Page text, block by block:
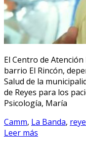
El Centro de
barrio El Rincón,
Salud de la
de Reyes para los
Psicología, María
Camm, La Banda,
Leer más